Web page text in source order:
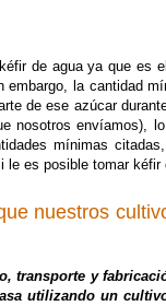
de agua ya que es
la cantidad
de ese azúcar
nosotros envíamos),
mínimas
le es posible tomar kéfir
nuestros
transporte y
utilizando un